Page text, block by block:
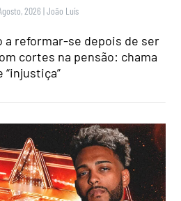
2026 |João Luís
a reformar-se depois de ser
cortes na pensão: chama
“injustiça”